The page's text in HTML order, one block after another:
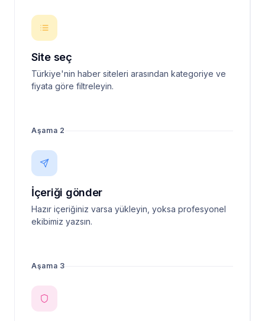
Site seç
Türkiye'nin haber siteleri arasından kategoriye ve
fiyata göre filtreleyin.
Aşama 2
İçeriği gönder
Hazır içeriğiniz varsa yükleyin, yoksa profesyonel
ekibimiz yazsın.
Aşama 3